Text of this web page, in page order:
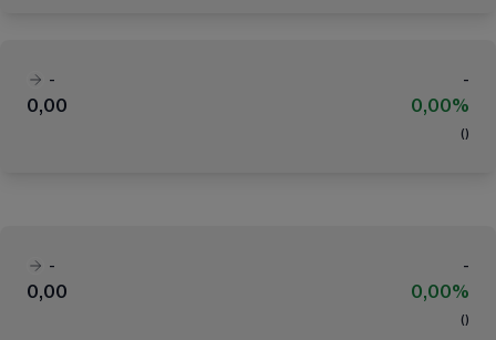
-
-
0,00
0,00%
( )
-
-
0,00
0,00%
( )